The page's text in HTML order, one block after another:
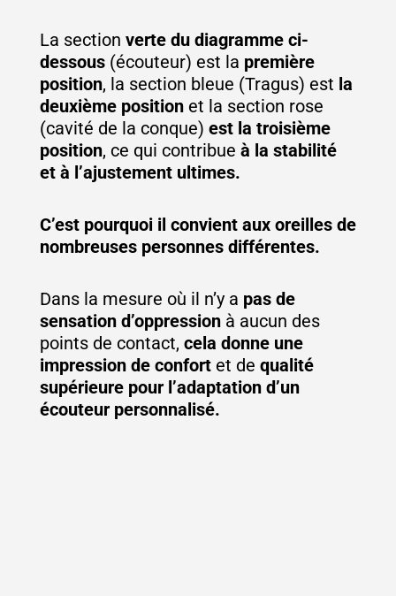
La section verte du diagramme ci-
dessous (écouteur) est la première
position, la section bleue (Tragus) est la
deuxième position et la section rose
(cavité de la conque) est la troisième
position, ce qui contribue à la stabilité
et à l’ajustement ultimes.
C’est pourquoi il convient aux oreilles de
nombreuses personnes différentes.
Dans la mesure où il n’y a pas de
sensation d’oppression à aucun des
points de contact, cela donne une
impression de confort et de qualité
supérieure pour l’adaptation d’un
écouteur personnalisé.